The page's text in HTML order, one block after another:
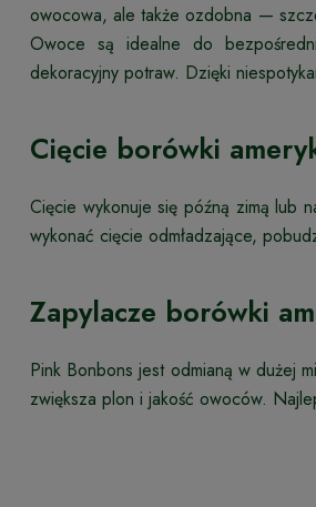
owocowa, ale także ozdobna —
Owoce są idealne do
dekoracyjny potraw. Dzięki
Cięcie borówki
Cięcie wykonuje się późną zimą lub
wykonać cięcie odmładzające,
Zapylacze borówki
Pink Bonbons jest odmianą w dużej
zwiększa plon i jakość owoców.